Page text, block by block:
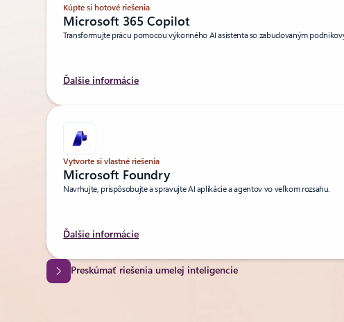
Kúpte si hotové riešenia
Microsoft 365 Copilot
Transformujte prácu pomocou výkonného AI asistenta so zabudovaným
Ďalšie informácie
Vytvorte si vlastné riešenia
Microsoft Foundry
Navrhujte, prispôsobujte a spravujte AI aplikácie a agentov vo veľkom rozsahu.
Ďalšie informácie
Preskúmať riešenia umelej inteligencie